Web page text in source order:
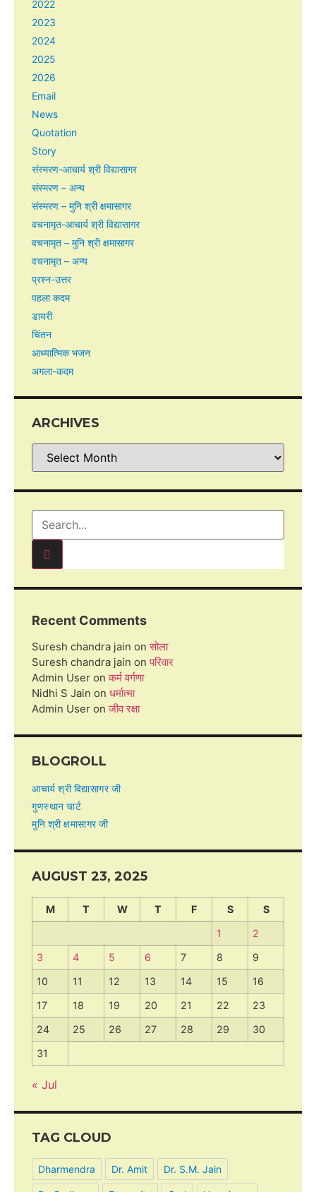
2022
2023
2024
2025
2026
Email
News
Quotation
Story
संस्मरण-आचार्य श्री विद्यासागर
संस्मरण – अन्य
संस्मरण – मुनि श्री क्षमासागर
वचनामृत-आचार्य श्री विद्यासागर
वचनामृत – मुनि श्री क्षमासागर
वचनामृत – अन्य
प्रश्न-उत्तर
पहला कदम
डायरी
चिंतन
आध्यात्मिक भजन
अगला-कदम
ARCHIVES
Recent Comments
Suresh chandra jain onसोला
Suresh chandra jain onपरिवार
Admin User onकर्म वर्गणा
Nidhi S Jain on धर्मात्मा
Admin User onजीव रक्षा
BLOGROLL
आचार्य श्री विद्यासागर जी
गुणस्थान चार्ट
मुनि श्री क्षमासागर जी
AUGUST 23, 2025
M T W T F S
S
1
2
3
4 5 6 7 8
9
10
11 12 13 14 15
16
17
18 19 20 21 22
23
24
25 26 27 28 29
30
31
« Jul
TAG CLOUD
Dharmendra Dr. Amit Dr. S.M. Jain